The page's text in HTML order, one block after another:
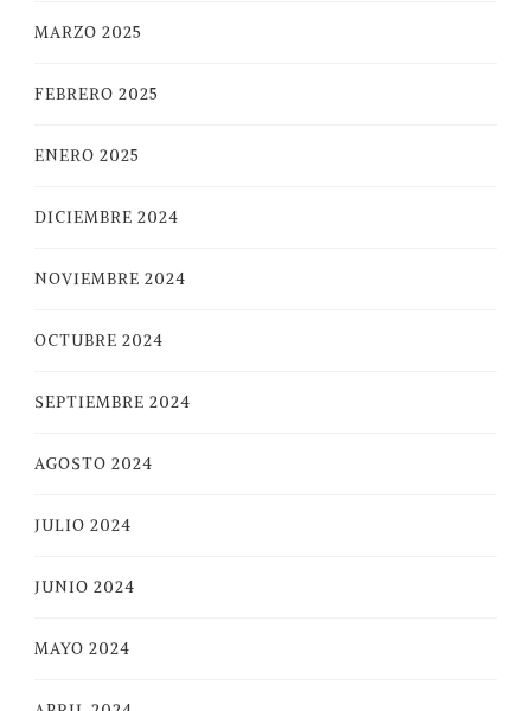
MARZO 2025
FEBRERO 2025
ENERO 2025
DICIEMBRE 2024
NOVIEMBRE 2024
OCTUBRE 2024
SEPTIEMBRE 2024
AGOSTO 2024
JULIO 2024
JUNIO 2024
MAYO 2024